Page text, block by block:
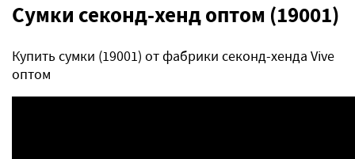
Сумки секонд-хенд оптом (19001)
Купить сумки (19001) от фабрики секонд-хенда Vive
оптом